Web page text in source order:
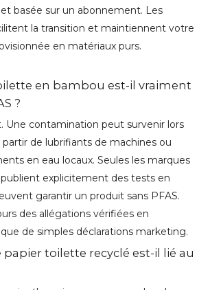
basée sur un abonnement. Les
la transition et maintiennent votre
en matériaux purs.
en bambou est-il vraiment
?
Une contamination peut survenir lors
partir de lubrifiants de machines ou
en eau locaux. Seules les marques
explicitement des tests en
garantir un produit sans PFAS.
des allégations vérifiées en
de simples déclarations marketing.
papier toilette recyclé est-il lié au